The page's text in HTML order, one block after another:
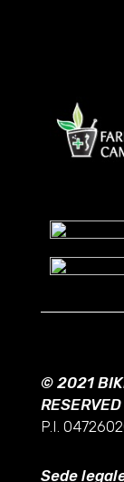
© 2021
RESERVED
P.I.
Sede